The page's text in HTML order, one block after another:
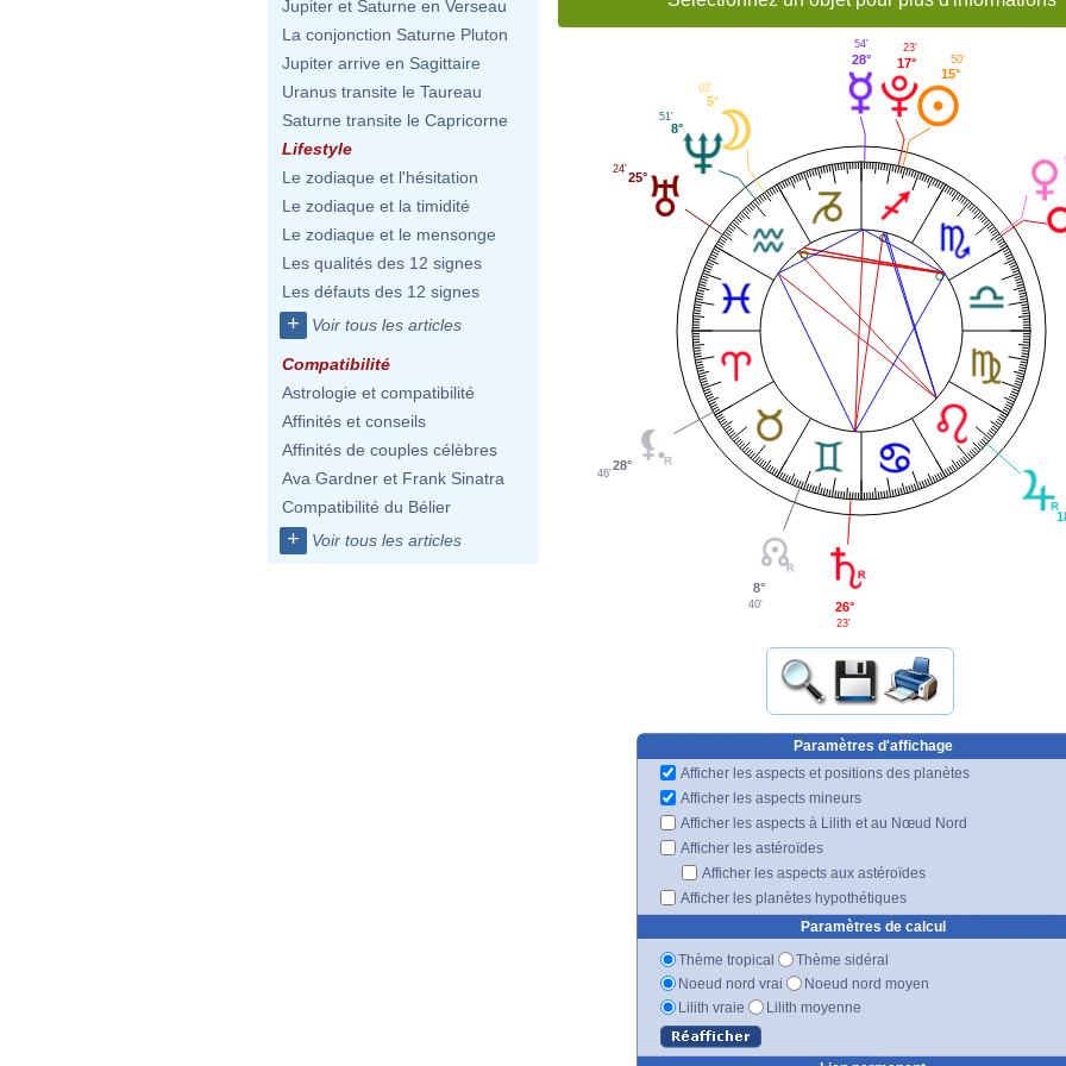
Jupiter et Saturne en Verseau
La conjonction Saturne Pluton
Jupiter arrive en Sagittaire
Uranus transite le Taureau
Saturne transite le Capricorne
Lifestyle
Le zodiaque et l'hésitation
Le zodiaque et la timidité
Le zodiaque et le mensonge
Les qualités des 12 signes
Les défauts des 12 signes
+ Voir tous les articles
Compatibilité
Astrologie et compatibilité
Affinités et conseils
Affinités de couples célèbres
Ava Gardner et Frank Sinatra
Compatibilité du Bélier
+ Voir tous les articles
15°
50'
17°
23'
28°
54'
5°
02'
8°
51'
25°
24'
28°
46'
8°
40' 26°
23'
Paramètres d'affichage
Afficher les aspects et positions des planètes
Afficher les aspects mineurs
Afficher les aspects à Lilith et au Nœud Nord
Afficher les astéroïdes
Afficher les aspects aux astéroïdes
Afficher les planètes hypothétiques
Paramètres de calcul
Thème tropical
Thème sidéral
Noeud nord vrai
Noeud nord moyen
Lilith vraie
Lilith moyenne